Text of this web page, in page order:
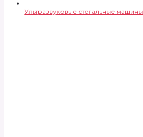
Ультразвуковые стегальные машины